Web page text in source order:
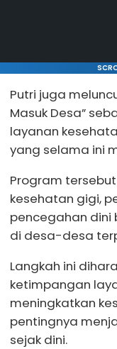
Putri juga
Masuk Desa”
layanan
yang selama ini
Program
kesehatan gigi,
pencegahan dini
di desa-desa
Langkah ini
ketimpangan
meningkatkan
pentingnya
sejak dini.